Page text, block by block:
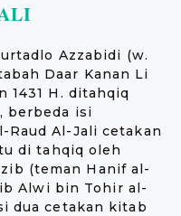
Azzabidi (w.
Daar Kanan Li
1431 H. ditahqiq
berbeda isi
Al-Jali cetakan
di tahqiq oleh
(teman Hanif al-
Alwi bin Tohir al-
dua cetakan kitab